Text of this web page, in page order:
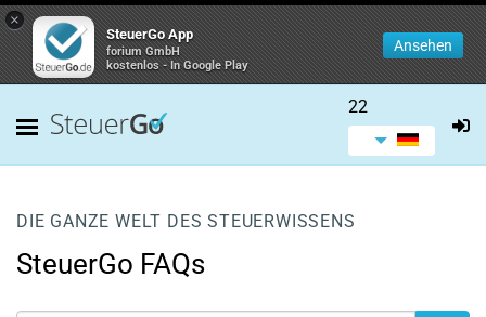
×
SteuerGo App
forium GmbH
kostenlos - In Google Play
Ansehen
22
DIE GANZE WELT DES STEUERWISSENS
SteuerGo FAQs